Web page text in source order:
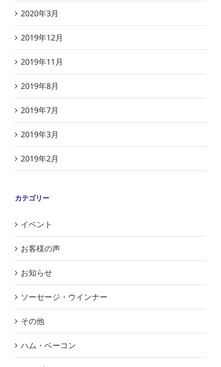
2020年3月
2019年12月
2019年11月
2019年8月
2019年7月
2019年3月
2019年2月
カテゴリー
イベント
お客様の声
お知らせ
ソーセージ・ウインナー
その他
ハム・ベーコン